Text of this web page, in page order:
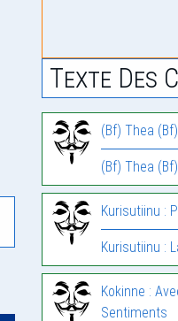
Texte Des
(Bf) Thea
(Bf) Thea
Kurisutiinu :
Kurisutiinu :
Kokinne :
Sentiments